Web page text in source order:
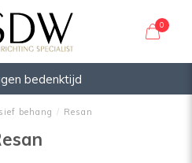
0
bedenktijd
behang / Resan